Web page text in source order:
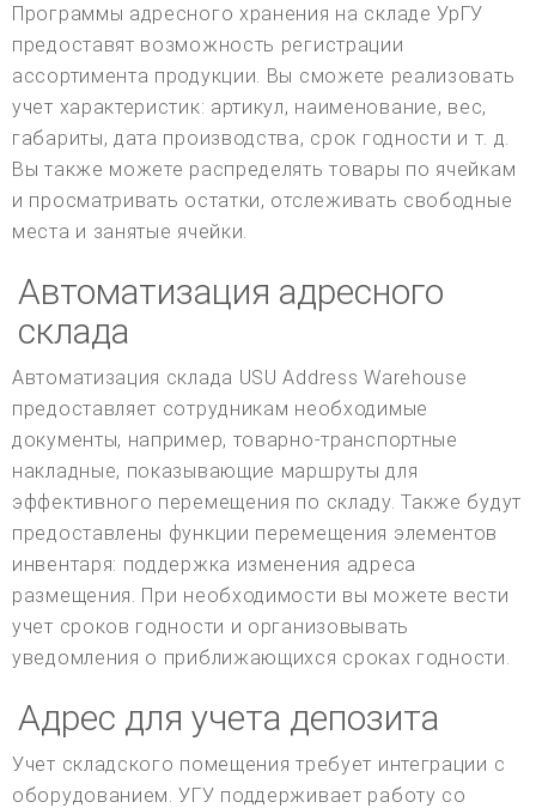
Программы адресного хранения на складе УрГУ
предоставят возможность регистрации
ассортимента продукции. Вы сможете реализовать
учет характеристик: артикул, наименование, вес,
габариты, дата производства, срок годности и т. д.
Вы также можете распределять товары по ячейкам
и просматривать остатки, отслеживать свободные
места и занятые ячейки.
Автоматизация адресного
склада
Автоматизация склада USU Address Warehouse
предоставляет сотрудникам необходимые
документы, например, товарно-транспортные
накладные, показывающие маршруты для
эффективного перемещения по складу. Также будут
предоставлены функции перемещения элементов
инвентаря: поддержка изменения адреса
размещения. При необходимости вы можете вести
учет сроков годности и организовывать
уведомления о приближающихся сроках годности.
Адрес для учета депозита
Учет складского помещения требует интеграции с
оборудованием. УГУ поддерживает работу со